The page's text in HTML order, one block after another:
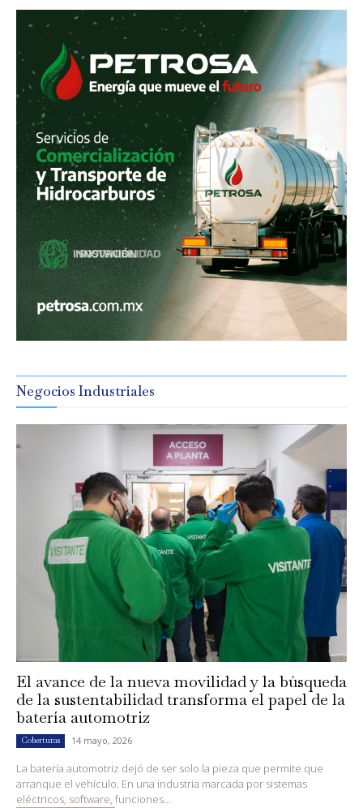
Negocios Industriales
El avance de la nueva movilidad y la búsqueda
de la sustentabilidad transforma el papel de la
batería automotriz
Coberturas 14 mayo, 2026
La batería automotriz dejó de ser solo la pieza que permite que
arranque el vehículo. En una industria marcada por sistemas
eléctricos, software, funciones...